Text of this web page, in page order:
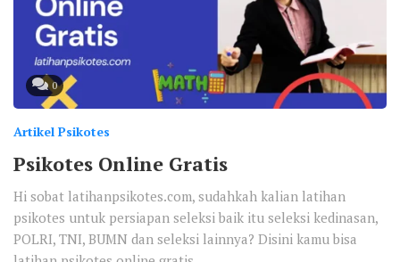
0
Artikel Psikotes
Psikotes Online Gratis
Hi sobat latihanpsikotes.com, sudahkah kalian latihan
psikotes untuk persiapan seleksi baik itu seleksi kedinasan,
POLRI, TNI, BUMN dan seleksi lainnya? Disini kamu bisa